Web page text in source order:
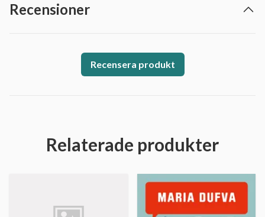
Recensioner
Recensera produkt
Relaterade produkter